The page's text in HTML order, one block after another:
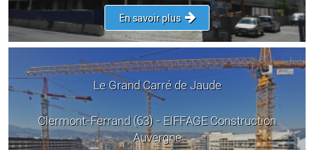
En savoir plus
Le Grand Carré de Jaude
Clermont-Ferrand (63) - EIFFAGE Construction
Auvergne